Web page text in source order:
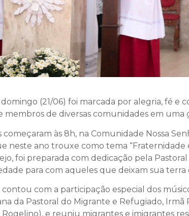
(21/06) foi marcada por alegria, fé e
membros de diversas comunidades em uma
começaram às 8h, na Comunidade Nossa
neste ano trouxe como tema “Fraternidade
foi preparada com dedicação pela
para com aqueles que deixam sua
com a participação especial dos
da Pastoral do Migrante e Refugiado, Irmã
Rogelino), e reuniu migrantes e imigrantes